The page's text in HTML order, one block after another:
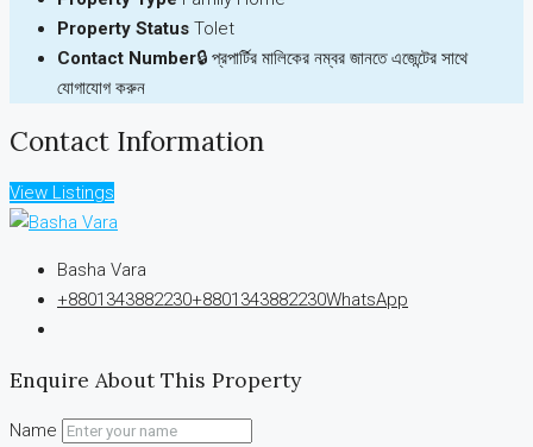
Property Status Tolet
Contact Number🔒 প্রপার্টির মালিকের নম্বর জানতে এজেন্টের সাথে
যোগাযোগ করুন
Contact Information
View Listings
Basha Vara
+8801343882230+8801343882230WhatsApp
Enquire About This Property
Name